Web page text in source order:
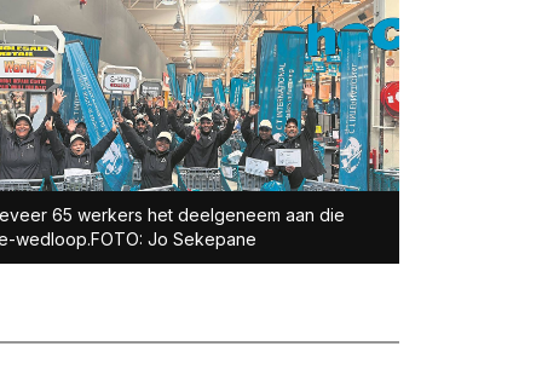
65 werkers het deelgeneem aan die
wedloop.FOTO: Jo Sekepane